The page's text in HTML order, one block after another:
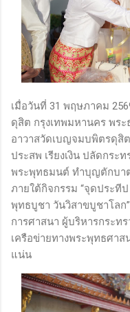
เมื่อวันที่ 31 พฤษภาคม
ดุสิต กรุงเทพมหานคร พร
อาวาสวัดเบญจมบพิตรดุสิ
ประสพ เรียงเงิน ปลัดกระ
พระพุทธมนต์ ทำบุญตักบาต
ภายใต้กิจกรรม “จุดประที
พุทธบูชา วันวิสาขบูชาโลก
การศาสนา ผู้บริหารกระท
เครือข่ายทางพระพุทธศา
แน่น